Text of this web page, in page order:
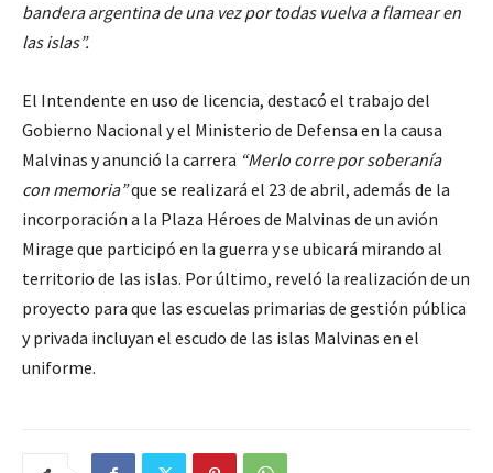
bandera argentina de una vez por todas vuelva a flamear en
las islas”.
El Intendente en uso de licencia, destacó el trabajo del
Gobierno Nacional y el Ministerio de Defensa en la causa
Malvinas y anunció la carrera “Merlo corre por soberanía
con memoria”que se realizará el 23 de abril, además de la
incorporación a la Plaza Héroes de Malvinas de un avión
Mirage que participó en la guerra y se ubicará mirando al
territorio de las islas. Por último, reveló la realización de un
proyecto para que las escuelas primarias de gestión pública
y privada incluyan el escudo de las islas Malvinas en el
uniforme.